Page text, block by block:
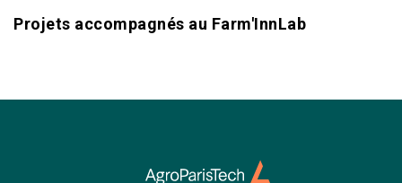
Projets accompagnés au Farm'InnLab